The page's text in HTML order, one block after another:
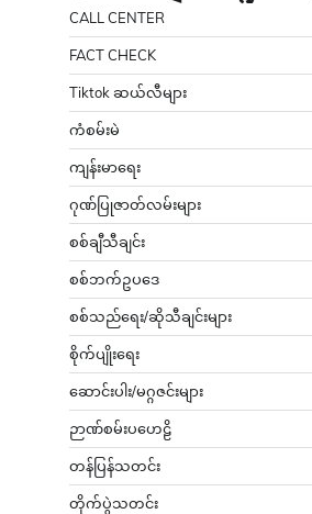
CALL CENTER
FACT CHECK
Tiktok ဆယ်လီများ
ကံစမ်းမဲ
ကျန်းမာရေး
ဂုဏ်ပြုဇာတ်လမ်းများ
စစ်ချီသီချင်း
စစ်ဘက်ဥပဒေ
စစ်သည်ရေး/ဆိုသီချင်းများ
စိုက်ပျိုးရေး
ဆောင်းပါး/မဂ္ဂဇင်းများ
ဉာဏ်စမ်းပဟေဠိ
တန်ပြန်သတင်း
တိုက်ပွဲသတင်း